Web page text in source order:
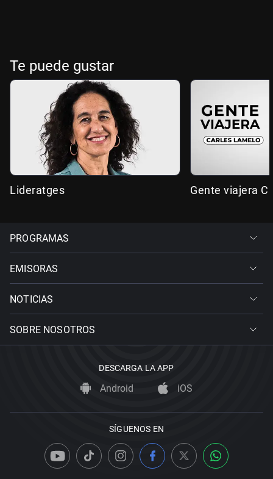
Te puede gustar
Lideratges Gente viajera
PROGRAMAS
EMISORAS
NOTICIAS
SOBRE NOSOTROS
DESCARGA LA APP
Android iOS
SÍGUENOS EN